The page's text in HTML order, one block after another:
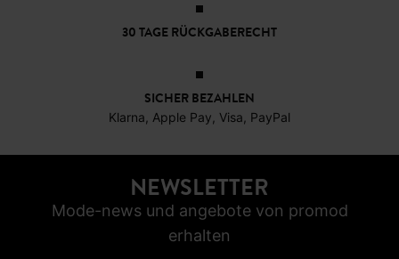
30 TAGE RÜCKGABERECHT
SICHER BEZAHLEN
Klarna, Apple Pay, Visa, PayPal
NEWSLETTER
Mode-news und angebote von promod
erhalten